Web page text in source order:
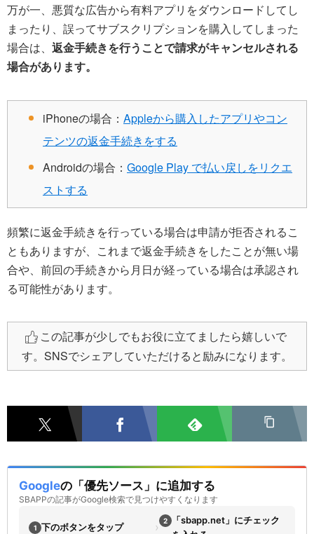
万が一、悪質な広告から有料アプリをダウンロードしてし
まったり、誤ってサブスクリプションを購入してしまった
場合は、 返金手続きを行うことで請求がキャンセルされる
場合があります。
iPhoneの場合： Appleから購入したアプリやコン
テンツの返金手続きをする
Androidの場合： Google Play で払い戻しをリクエ
ストする
頻繁に返金手続きを行っている場合は申請が拒否されるこ
ともありますが、これまで返金手続きをしたことが無い場
合や、前回の手続きから月日が経っている場合は承認され
る可能性があります。
この記事が少しでもお役に立てましたら嬉しいで
す。SNSでシェアしていただけると励みになります。
Googleの「優先ソース」に追加する
SBAPPの記事がGoogle検索で見つけやすくなります
1 下のボタンをタップ › 2
「sbapp.net」にチェック